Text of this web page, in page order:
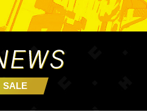
SALE